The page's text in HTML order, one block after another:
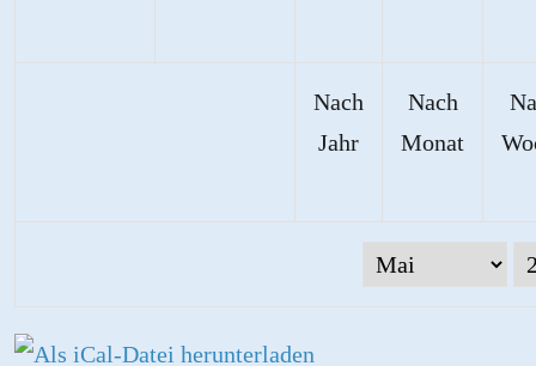
Nach
Jahr
Nach
Monat